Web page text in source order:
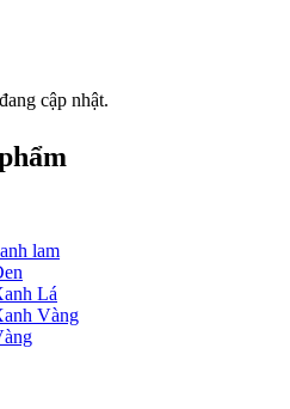
cập nhật.
lam
Lá
Vàng